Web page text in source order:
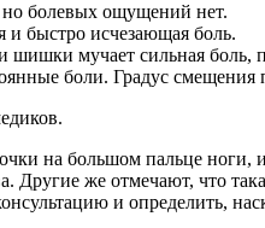
но болевых ощущений нет.
и быстро исчезающая боль.
мучает сильная боль,
боли. Градус смещения
на большом пальце
Другие же отмечают, что
и определить,